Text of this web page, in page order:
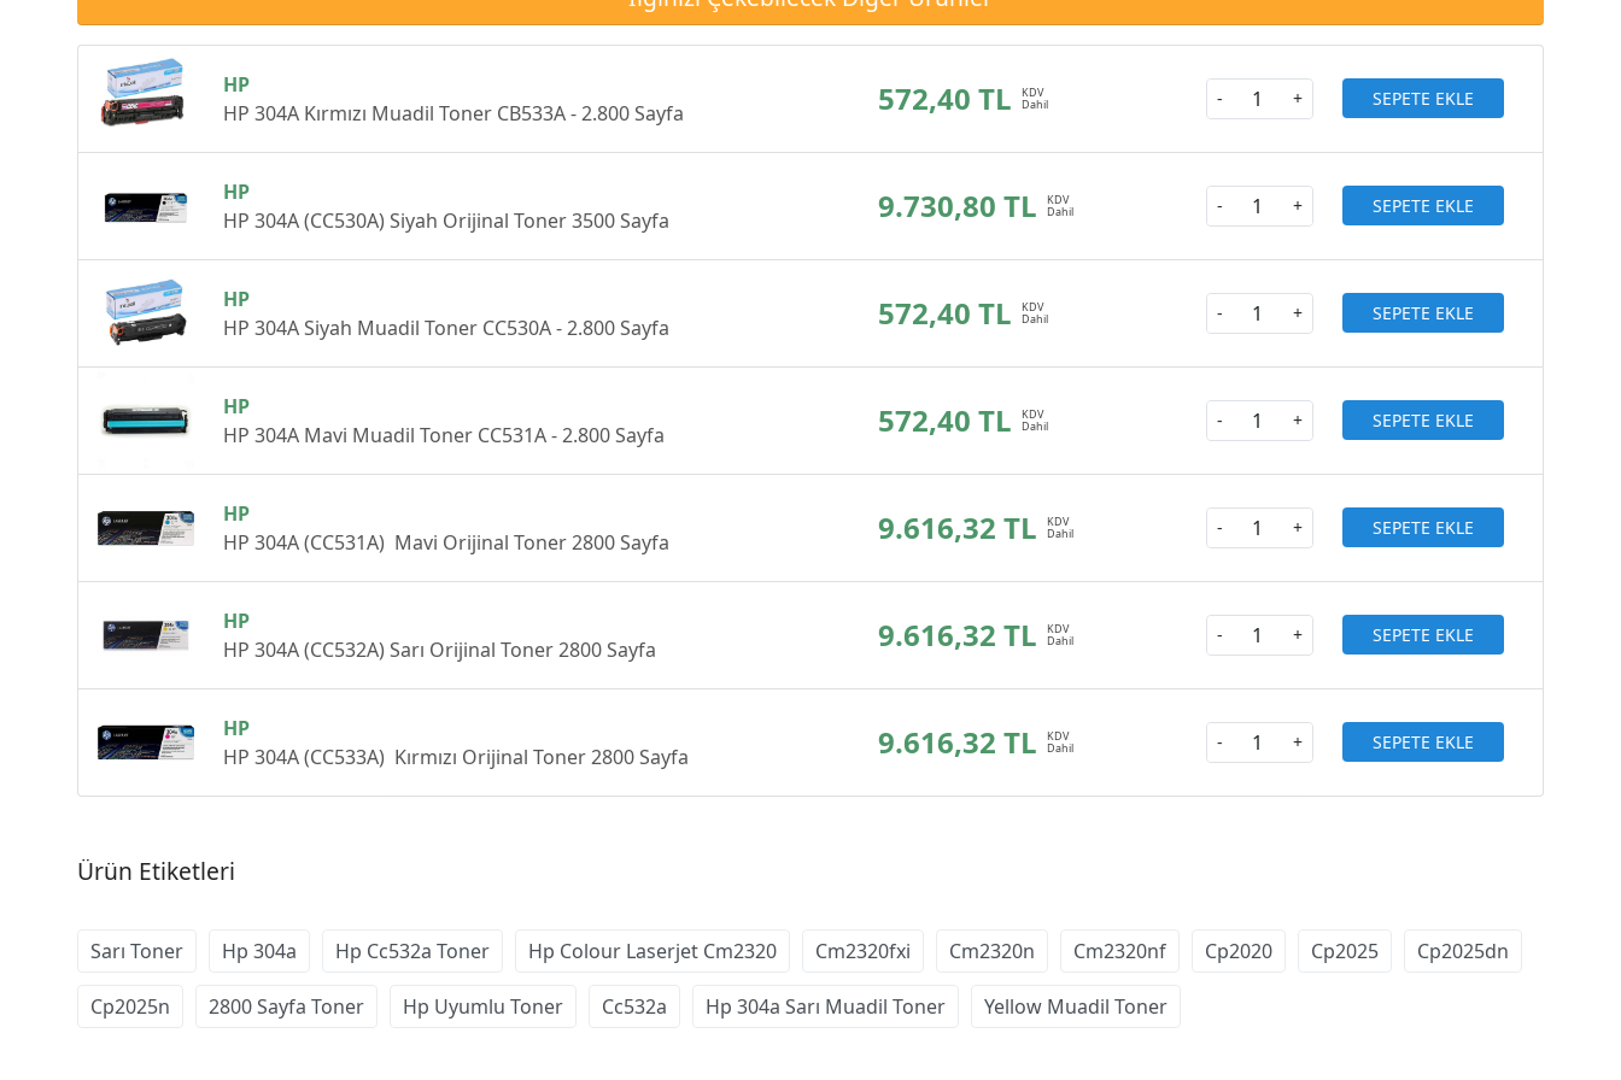
HP
HP 304A Kırmızı Muadil Toner CB533A - 2.800 Sayfa
572,40 TL - + SEPETE EKLE
HP
HP 304A (CC530A) Siyah Orijinal Toner 3500 Sayfa
9.730,80 TL - + SEPETE EKLE
HP
HP 304A Siyah Muadil Toner CC530A - 2.800 Sayfa
572,40 TL - + SEPETE EKLE
HP
HP 304A Mavi Muadil Toner CC531A - 2.800 Sayfa
572,40 TL - + SEPETE EKLE
HP
HP 304A (CC531A) Mavi Orijinal Toner 2800 Sayfa
9.616,32 TL - + SEPETE EKLE
HP
HP 304A (CC532A) Sarı Orijinal Toner 2800 Sayfa
9.616,32 TL - + SEPETE EKLE
HP
HP 304A (CC533A) Kırmızı Orijinal Toner 2800 Sayfa
9.616,32 TL - + SEPETE EKLE
Ürün Etiketleri
Sarı Toner Hp 304a Hp Cc532a Toner Hp Colour Laserjet Cm2320 Cm2320fxi Cm2320n Cm2320nf Cp2020 Cp2025 Cp2025dn
Cp2025n 2800 Sayfa Toner Hp Uyumlu Toner Cc532a Hp 304a Sarı Muadil Toner Yellow Muadil Toner